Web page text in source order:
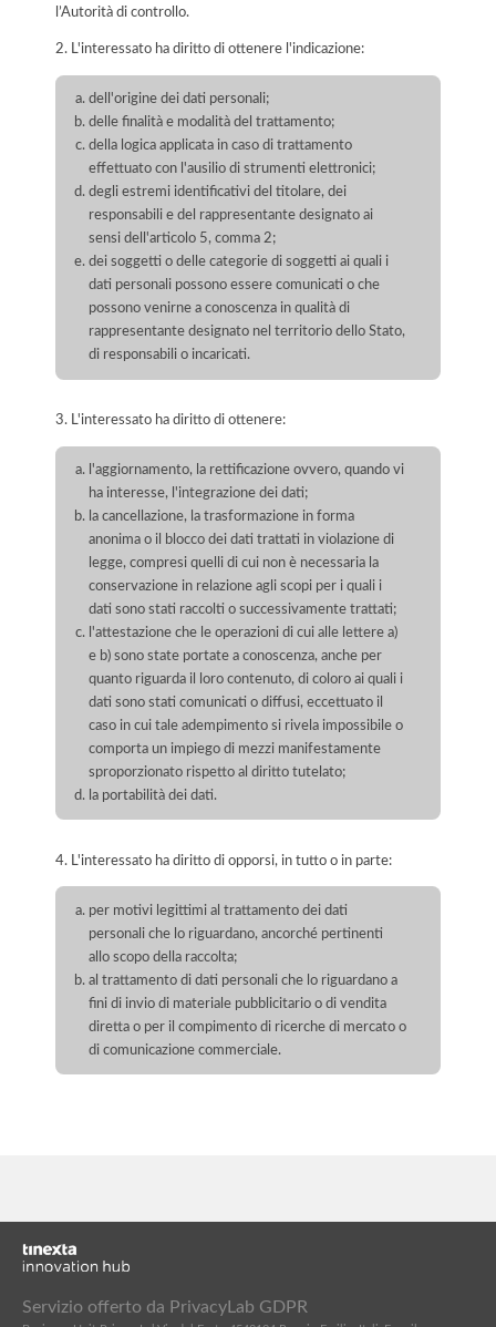
l’Autorità di controllo.
2. L'interessato ha diritto di ottenere l'indicazione:
dell'origine dei dati personali;
delle finalità e modalità del trattamento;
della logica applicata in caso di trattamento
effettuato con l'ausilio di strumenti elettronici;
degli estremi identificativi del titolare, dei
responsabili e del rappresentante designato ai
sensi dell'articolo 5, comma 2;
dei soggetti o delle categorie di soggetti ai quali i
dati personali possono essere comunicati o che
possono venirne a conoscenza in qualità di
rappresentante designato nel territorio dello Stato,
di responsabili o incaricati.
3. L'interessato ha diritto di ottenere:
l'aggiornamento, la rettificazione ovvero, quando vi
ha interesse, l'integrazione dei dati;
la cancellazione, la trasformazione in forma
anonima o il blocco dei dati trattati in violazione di
legge, compresi quelli di cui non è necessaria la
conservazione in relazione agli scopi per i quali i
dati sono stati raccolti o successivamente trattati;
l'attestazione che le operazioni di cui alle lettere a)
e b) sono state portate a conoscenza, anche per
quanto riguarda il loro contenuto, di coloro ai quali i
dati sono stati comunicati o diffusi, eccettuato il
caso in cui tale adempimento si rivela impossibile o
comporta un impiego di mezzi manifestamente
sproporzionato rispetto al diritto tutelato;
la portabilità dei dati.
4. L'interessato ha diritto di opporsi, in tutto o in parte:
per motivi legittimi al trattamento dei dati
personali che lo riguardano, ancorché pertinenti
allo scopo della raccolta;
al trattamento di dati personali che lo riguardano a
fini di invio di materiale pubblicitario o di vendita
diretta o per il compimento di ricerche di mercato o
di comunicazione commerciale.
Servizio offerto da PrivacyLab GDPR